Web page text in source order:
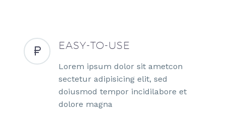
EASY-TO-USE
Lorem ipsum dolor sit ametcon
sectetur adipisicing elit, sed
doiusmod tempor incidilabore et
dolore magna